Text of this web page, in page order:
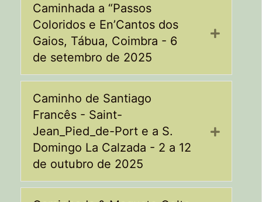
Caminhada a “Passos
Coloridos e En’Cantos dos
Gaios, Tábua, Coimbra - 6
de setembro de 2025
Expand
Caminho de Santiago
Francês - Saint-
Jean_Pied_de-Port e a S.
Domingo La Calzada - 2 a 12
de outubro de 2025
Expand